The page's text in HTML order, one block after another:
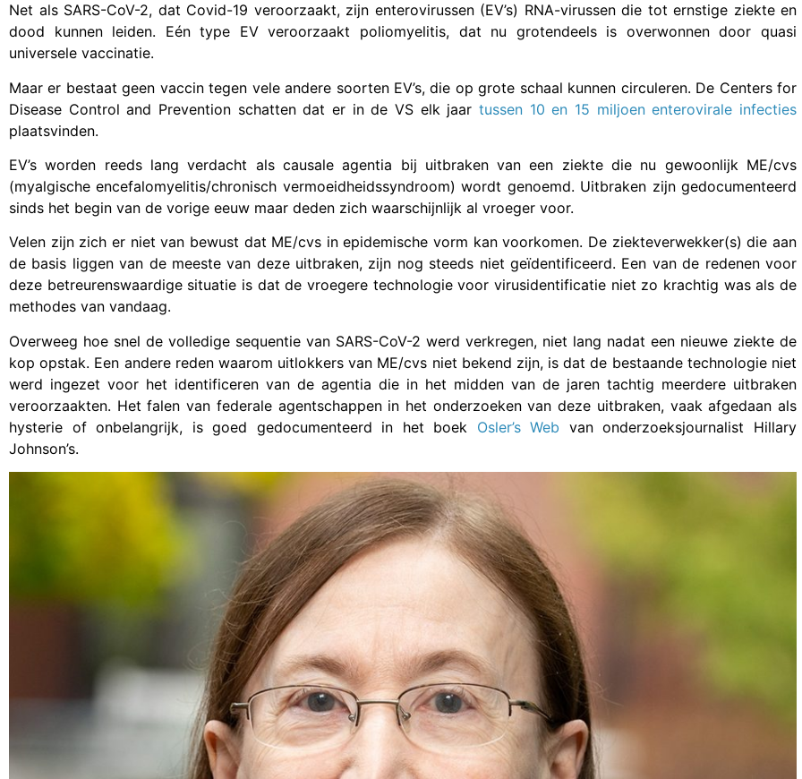
Net als SARS-CoV-2, dat Covid-19 veroorzaakt, zijn enterovirussen (EV’s) RNA-virussen die tot ernstige ziekte en
dood kunnen leiden. Eén type EV veroorzaakt poliomyelitis, dat nu grotendeels is overwonnen door quasi
universele vaccinatie.
Maar er bestaat geen vaccin tegen vele andere soorten EV’s, die op grote schaal kunnen circuleren. De Centers for
Disease Control and Prevention schatten dat er in de VS elk jaar tussen 10 en 15 miljoen enterovirale infecties
plaatsvinden.
EV’s worden reeds lang verdacht als causale agentia bij uitbraken van een ziekte die nu gewoonlijk ME/cvs
(myalgische encefalomyelitis/chronisch vermoeidheidssyndroom) wordt genoemd. Uitbraken zijn gedocumenteerd
sinds het begin van de vorige eeuw maar deden zich waarschijnlijk al vroeger voor.
Velen zijn zich er niet van bewust dat ME/cvs in epidemische vorm kan voorkomen. De ziekteverwekker(s) die aan
de basis liggen van de meeste van deze uitbraken, zijn nog steeds niet geïdentificeerd. Een van de redenen voor
deze betreurenswaardige situatie is dat de vroegere technologie voor virusidentificatie niet zo krachtig was als de
methodes van vandaag.
Overweeg hoe snel de volledige sequentie van SARS-CoV-2 werd verkregen, niet lang nadat een nieuwe ziekte de
kop opstak. Een andere reden waarom uitlokkers van ME/cvs niet bekend zijn, is dat de bestaande technologie niet
werd ingezet voor het identificeren van de agentia die in het midden van de jaren tachtig meerdere uitbraken
veroorzaakten. Het falen van federale agentschappen in het onderzoeken van deze uitbraken, vaak afgedaan als
hysterie of onbelangrijk, is goed gedocumenteerd in het boek Osler’s Web van onderzoeksjournalist Hillary
Johnson’s.